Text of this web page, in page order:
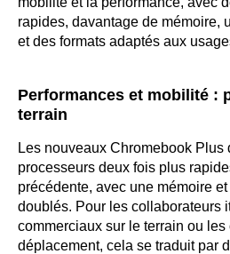
rapides, davantage de mémoire,
et des formats adaptés aux
Performances et mobilité :
terrain
Les nouveaux Chromebook Plus
processeurs deux fois plus
précédente, avec une mémoire
doublés. Pour les collaborateurs
commerciaux sur le terrain ou les
déplacement, cela se traduit par